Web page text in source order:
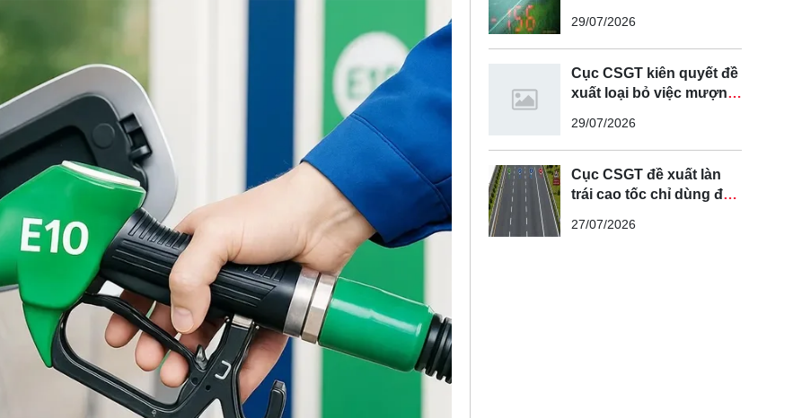
29/07/2026
Cục CSGT kiên quyết đề
xuất loại bỏ việc mượn
để vượt xe
29/07/2026
Cục CSGT đề xuất làn
trái cao tốc chỉ dùng để
tục
27/07/2026